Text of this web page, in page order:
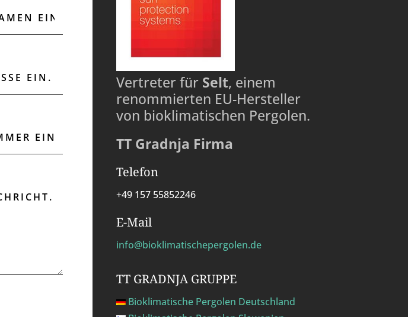
Vertreter für Selt, einem
renommierten EU-Hersteller
von bioklimatischen Pergolen.
TT Gradnja Firma
Telefon
+49 157 55852246
E-Mail
info@bioklimatischepergolen.de
TT GRADNJA GRUPPE
Bioklimatische Pergolen Deutschland